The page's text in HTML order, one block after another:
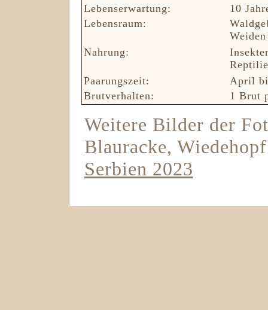
Lebenserwartung:
10
Lebensraum:
Nahrung:
Paarungszeit:
April
Brutverhalten:
1 Brut
Weitere Bilder der
Blauracke,
Serbien 2023